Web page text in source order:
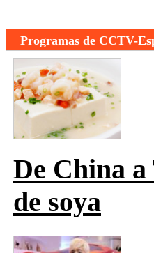
Programas de CCTV-
De China a
de soya